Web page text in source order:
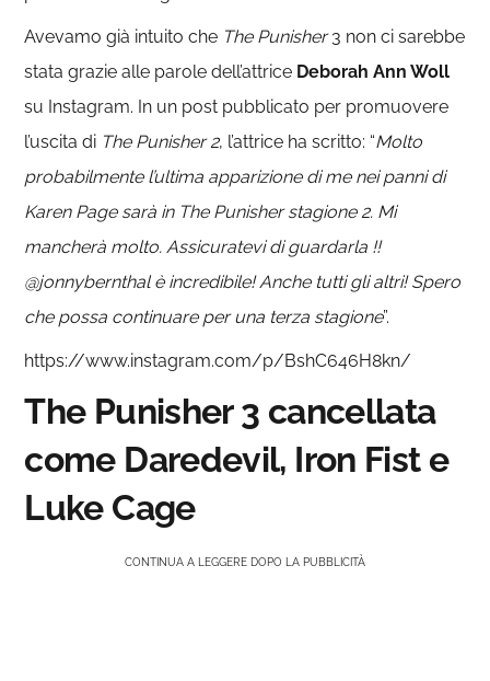
Avevamo già intuito che The Punisher3 non ci sarebbe
stata grazie alle parole dell’attrice Deborah Ann Woll
su Instagram. In un post pubblicato per promuovere
l’uscita di The Punisher 2, l’attrice ha scritto: “Molto
probabilmente l’ultima apparizione di me nei panni di
Karen Page sarà in The Punisher stagione 2. Mi
mancherà molto. Assicuratevi di guardarla !!
@jonnybernthal è incredibile! Anche tutti gli altri! Spero
che possa continuare per una terza stagione”.
https://www.instagram.com/p/BshC646H8kn/
The Punisher 3 cancellata
come Daredevil, Iron Fist e
Luke Cage
CONTINUA A LEGGERE DOPO LA PUBBLICITÀ